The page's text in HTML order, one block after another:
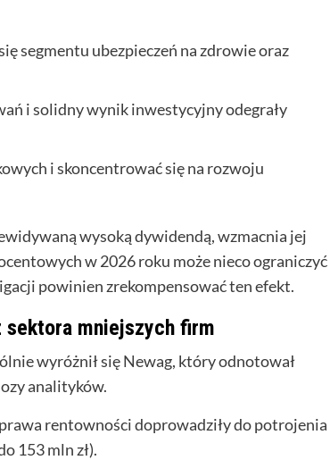
segmentu ubezpieczeń na zdrowie oraz
i solidny wynik inwestycyjny odegrały
i skoncentrować się na rozwoju
wysoką dywidendą, wzmacnia jej
w 2026 roku może nieco ograniczyć
powinien zrekompensować ten efekt.
sektora mniejszych firm
wyróżnił się Newag, który odnotował
analityków.
rentowności doprowadziły do potrojenia
153 mln zł).